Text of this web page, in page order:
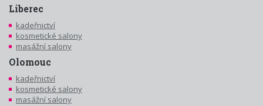
Liberec
kadeřnictví
kosmetické salony
masážní salony
Olomouc
kadeřnictví
kosmetické salony
masážní salony